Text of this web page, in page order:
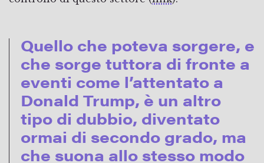
Quello che poteva sorgere, e
che sorge tuttora di fronte a
eventi come l’attentato a
Donald Trump, è un altro
tipo di dubbio, diventato
ormai di secondo grado, ma
che suona allo stesso modo